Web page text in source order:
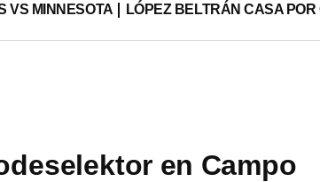
VS MINNESOTA LÓPEZ BELTRÁN CASA
en Campo